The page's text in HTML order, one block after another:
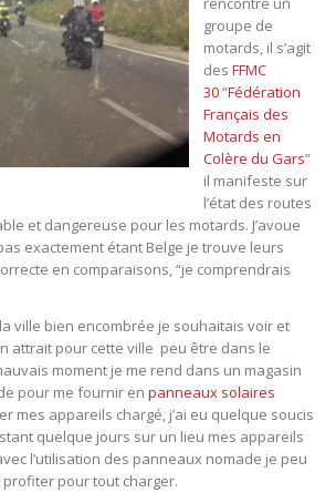
groupe de
motards, il s’agit
des FFMC
30“Fédération
Français des
Motards en
Colère du Gars”
il manifeste sur
l’état des routes
et dangereuse pour les motards. J’avoue
exactement étant Belge je trouve leurs
en comparaisons, “je comprendrais
ville bien encombrée je souhaitais voir et
attrait pour cette ville peu être dans le
moment je me rend dans un magasin
pour me fournir en panneaux solaires
mes appareils chargé, j’ai eu quelque soucis
quelque jours sur un lieu mes appareils
l’utilisation des panneaux nomade je peu
pour tout charger.